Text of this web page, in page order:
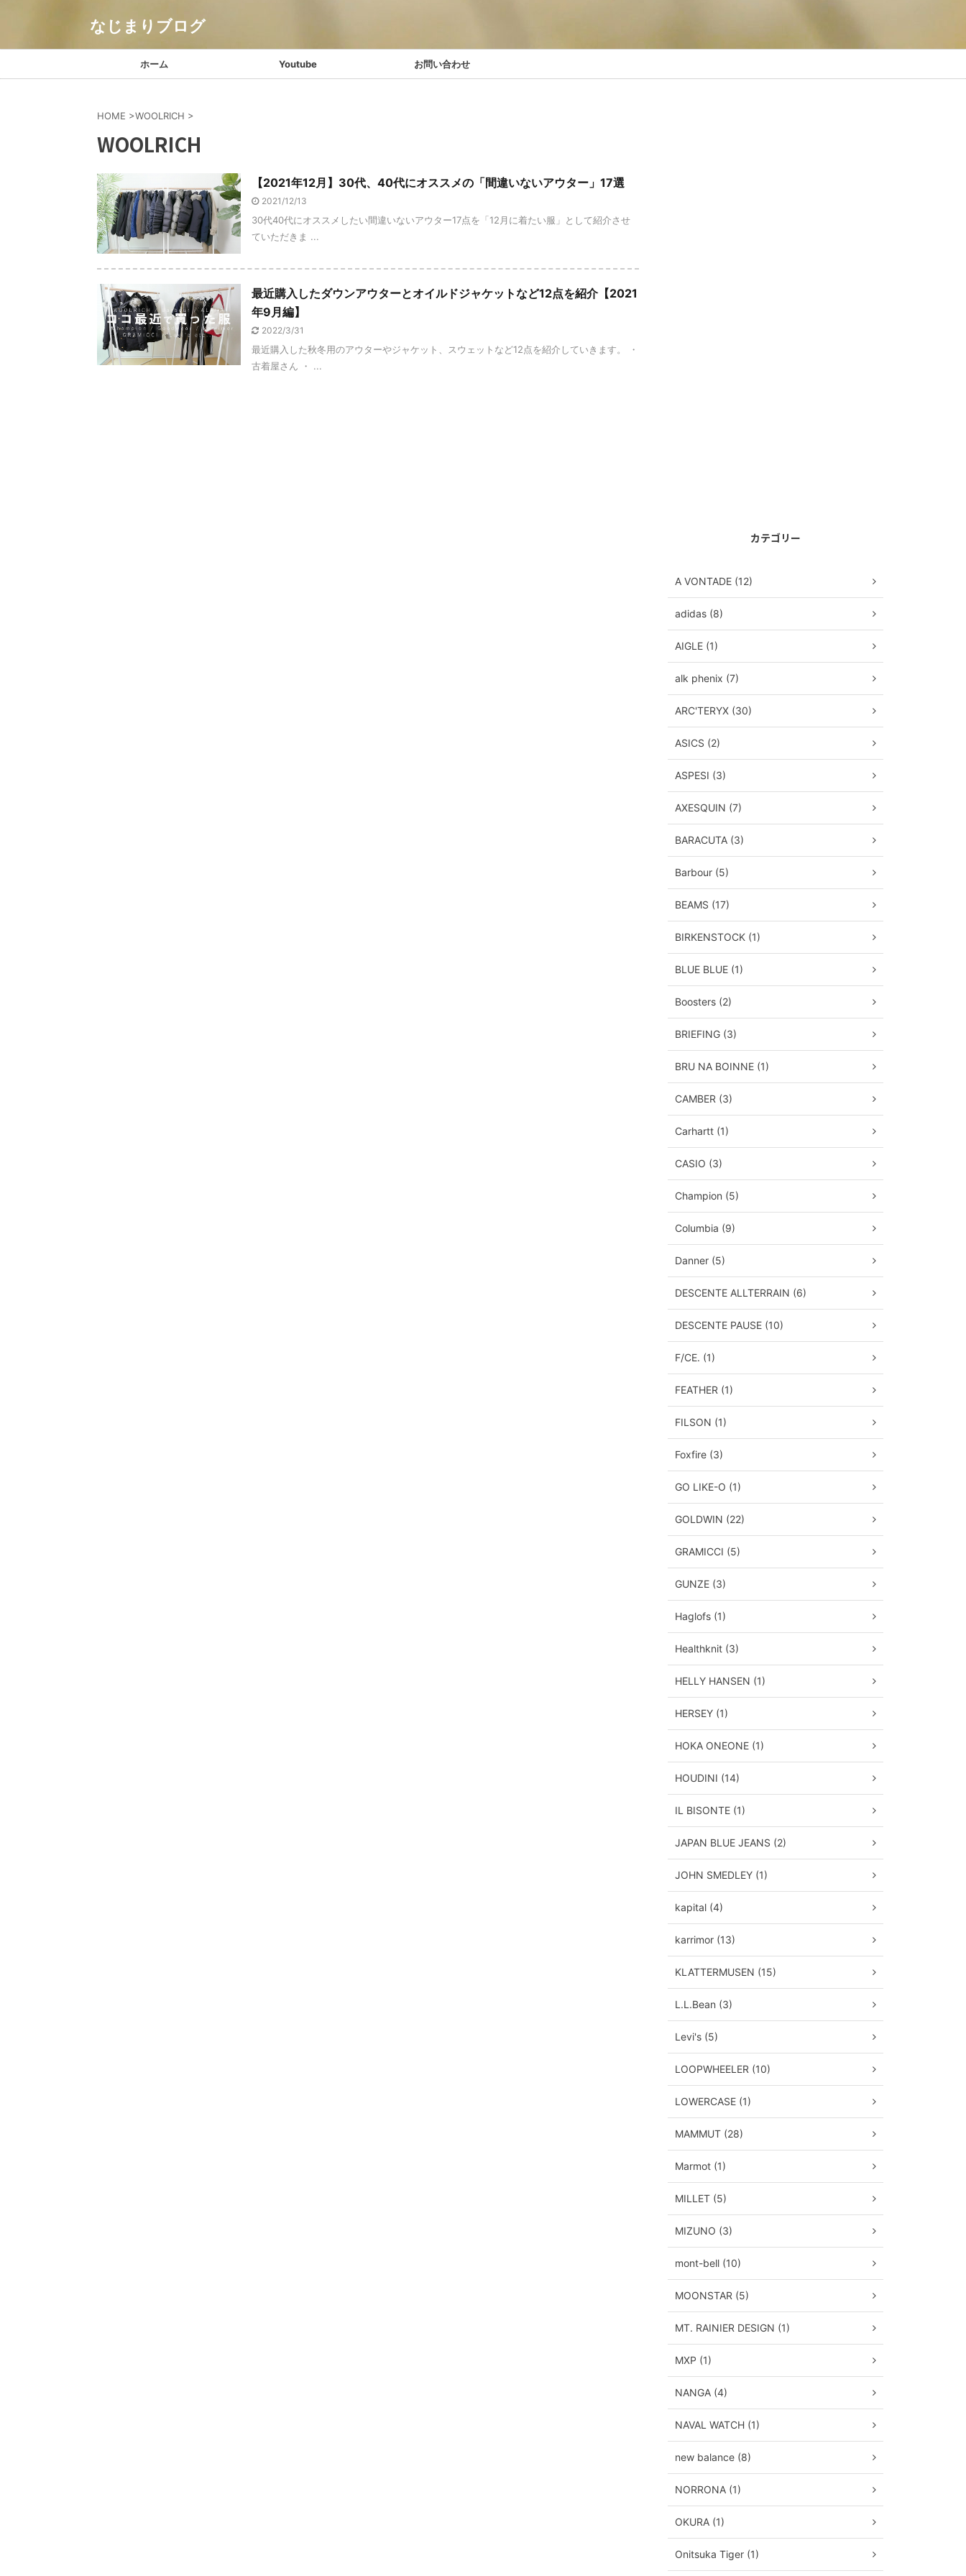
なじまりブログ
ホーム Youtube お問い合わせ
HOME >WOOLRICH >
WOOLRICH
【2021年12月】30代、40代にオススメの「間違いないアウター」17選
2021/12/13
30代40代にオススメしたい間違いないアウター17点を「12月に着たい服」として紹介させ
ていただきま ...
最近購入したダウンアウターとオイルドジャケットなど12点を紹介【2021
年9月編】
2022/3/31
最近購入した秋冬用のアウターやジャケット、スウェットなど12点を紹介していきます。 ・
古着屋さん ・ ...
カテゴリー
A VONTADE (12)
adidas (8)
AIGLE (1)
alk phenix (7)
ARC'TERYX (30)
ASICS (2)
ASPESI (3)
AXESQUIN (7)
BARACUTA (3)
Barbour (5)
BEAMS (17)
BIRKENSTOCK (1)
BLUE BLUE (1)
Boosters (2)
BRIEFING (3)
BRU NA BOINNE (1)
CAMBER (3)
Carhartt (1)
CASIO (3)
Champion (5)
Columbia (9)
Danner (5)
DESCENTE ALLTERRAIN (6)
DESCENTE PAUSE (10)
F/CE. (1)
FEATHER (1)
FILSON (1)
Foxfire (3)
GO LIKE-O (1)
GOLDWIN (22)
GRAMICCI (5)
GUNZE (3)
Haglofs (1)
Healthknit (3)
HELLY HANSEN (1)
HERSEY (1)
HOKA ONEONE (1)
HOUDINI (14)
IL BISONTE (1)
JAPAN BLUE JEANS (2)
JOHN SMEDLEY (1)
kapital (4)
karrimor (13)
KLATTERMUSEN (15)
L.L.Bean (3)
Levi's (5)
LOOPWHEELER (10)
LOWERCASE (1)
MAMMUT (28)
Marmot (1)
MILLET (5)
MIZUNO (3)
mont-bell (10)
MOONSTAR (5)
MT. RAINIER DESIGN (1)
MXP (1)
NANGA (4)
NAVAL WATCH (1)
new balance (8)
NORRONA (1)
OKURA (1)
Onitsuka Tiger (1)